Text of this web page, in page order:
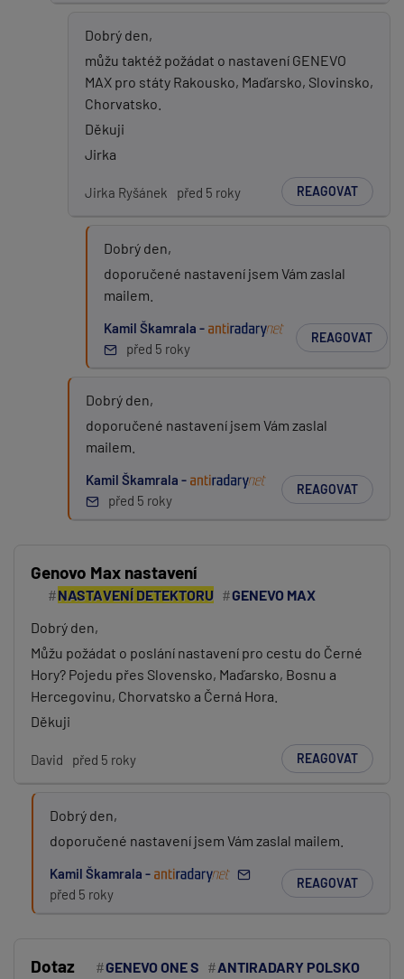
Dobrý den,
můžu taktéž požádat o nastavení GENEVO
MAX pro státy Rakousko, Maďarsko, Slovinsko,
Chorvatsko.
Děkuji
Jirka
Jirka Ryšánek před 5 roky REAGOVAT
Dobrý den,
doporučené nastavení jsem Vám zaslal
mailem.
Kamil Škamrala -
před 5 roky
REAGOVAT
Dobrý den,
doporučené nastavení jsem Vám zaslal
mailem.
Kamil Škamrala -
před 5 roky
REAGOVAT
Genovo Max nastavení
NASTAVENÍ DETEKTORU
GENEVO MAX
Dobrý den,
Můžu požádat o poslání nastavení pro cestu do Černé
Hory? Pojedu přes Slovensko, Maďarsko, Bosnu a
Hercegovinu, Chorvatsko a Černá Hora.
Děkuji
David před 5 roky REAGOVAT
Dobrý den,
doporučené nastavení jsem Vám zaslal mailem.
Kamil Škamrala -
před 5 roky
REAGOVAT
Dotaz GENEVO ONE S
ANTIRADARY POLSKO